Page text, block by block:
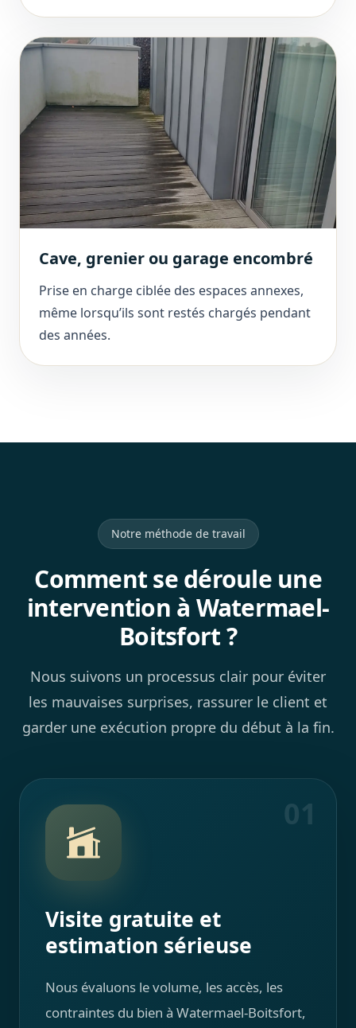
Cave, grenier ou garage encombré
Prise en charge ciblée des espaces annexes,
même lorsqu’ils sont restés chargés pendant
des années.
Notre méthode de travail
Comment se déroule une
intervention à Watermael-
Boitsfort ?
Nous suivons un processus clair pour éviter
les mauvaises surprises, rassurer le client et
garder une exécution propre du début à la fin.
01
Visite gratuite et
estimation sérieuse
Nous évaluons le volume, les accès, les
contraintes du bien à Watermael-Boitsfort,